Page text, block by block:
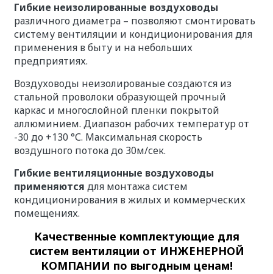
Гибкие неизолированные воздуховоды
различного диаметра – позволяют смонтировать
систему вентиляции и кондиционирования для
применения в быту и на небольших
предприятиях.
Воздуховоды неизолированые создаются из
стальной проволоки образующей прочный
каркас и многослойной пленки покрытой
аллюминием. Диапазон рабочих температур от
-30 до +130 °С. Максимальная скорость
воздушного потока до 30м/сек.
Гибкие вентиляционные воздуховоды
применяются для монтажа систем
кондиционирования в жилых и коммерческих
помещениях.
Качественные комплектующие для
систем вентиляции от ИНЖЕНЕРНОЙ
КОМПАНИИ по выгодным ценам!